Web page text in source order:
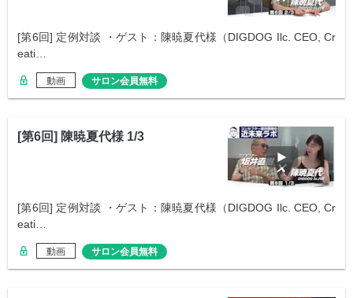
[第6回] 定例対談 ・ゲスト：陳暁夏代様（DIGDOG Ilc. CEO, Cr
eati…
動画 サロン会員無料
[第6回] 陳暁夏代様 1/3
[第6回] 定例対談 ・ゲスト：陳暁夏代様（DIGDOG Ilc. CEO, Cr
eati…
動画 サロン会員無料